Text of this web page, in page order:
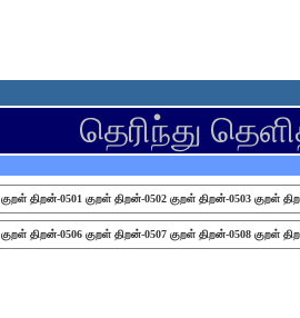
தெரிந்து
குறள் திறன்-0501 குறள் திறன்-0502 குறள் திறன்-0503 குறள்
குறள் திறன்-0506 குறள் திறன்-0507 குறள் திறன்-0508 குறள்